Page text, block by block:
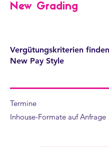
New Grading
Vergütungskriterien
New Pay Style​
Termine
​Inhouse-Formate auf Anfrage